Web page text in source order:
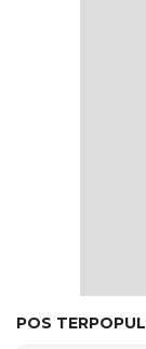
POS